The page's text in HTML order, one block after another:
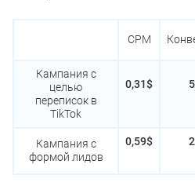
CPM
Кампания с
целью
переписок в
TikTok
0,31$
Кампания с
формой лидов
0,59$